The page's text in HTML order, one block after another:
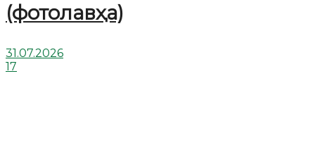
(фотолавҳа)
31.07.2026
17